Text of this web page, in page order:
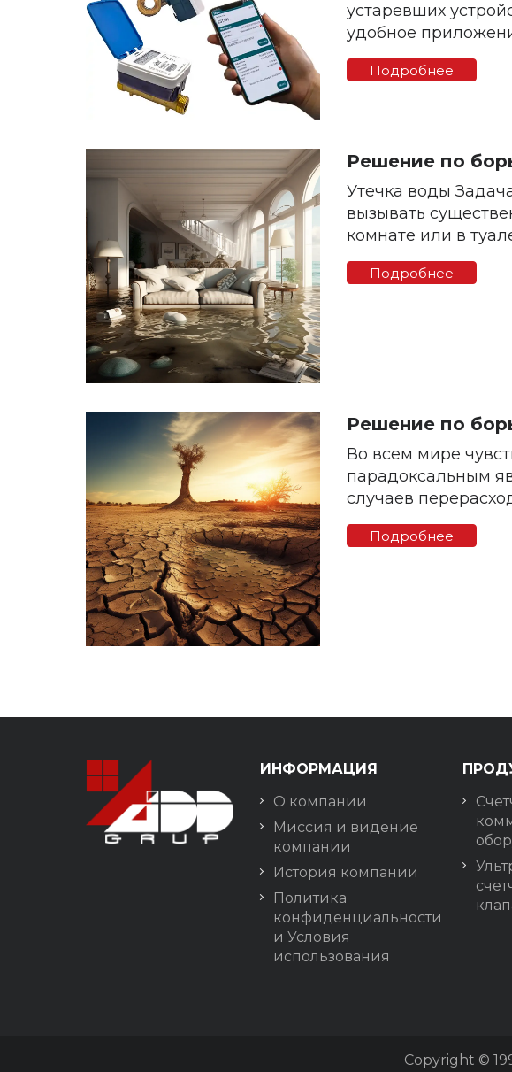
устаревших
удобное
площадке или
Подробнее
Решение по
Утечка воды
вызывать
комнате или в
Подробнее
Решение по
Во всем мире
парадоксальным
случаев
Подробнее
ИНФОРМАЦИЯ
О компании
Миссия и видение
компании
История компании
Политика
конфиденциальности
и Условия
использования
Copyright ©